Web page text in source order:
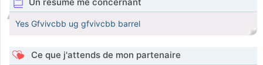
Yes Gfvivcbb ug gfvivcbb barrel
Ce que j'attends de mon partenaire